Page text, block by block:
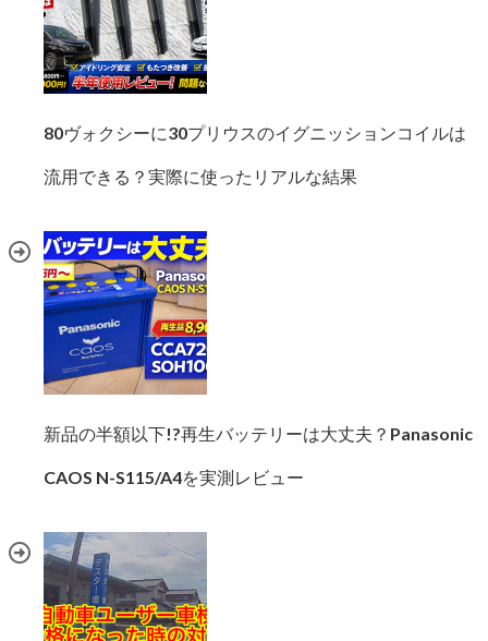
80ヴォクシーに30プリウスのイグニッションコイルは
流用できる？実際に使ったリアルな結果
新品の半額以下!?再生バッテリーは大丈夫？Panasonic
CAOS N-S115/A4を実測レビュー